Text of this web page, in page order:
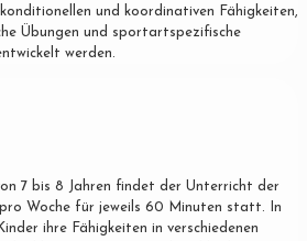
und koordinativen Fähigkeiten,
Übungen und sportartspezifische
werden.
7 bis 8 Jahren findet der Unterricht der
pro Woche für jeweils 60 Minuten statt. In
ihre Fähigkeiten in verschiedenen